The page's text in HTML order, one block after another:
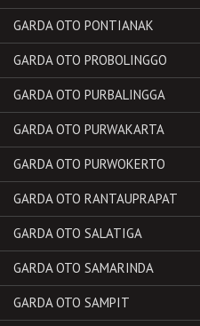
GARDA OTO PONTIANAK
GARDA OTO PROBOLINGGO
GARDA OTO PURBALINGGA
GARDA OTO PURWAKARTA
GARDA OTO PURWOKERTO
GARDA OTO RANTAUPRAPAT
GARDA OTO SALATIGA
GARDA OTO SAMARINDA
GARDA OTO SAMPIT